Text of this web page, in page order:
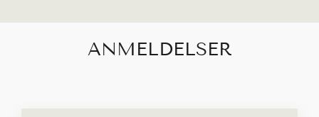
ANMELDELSER